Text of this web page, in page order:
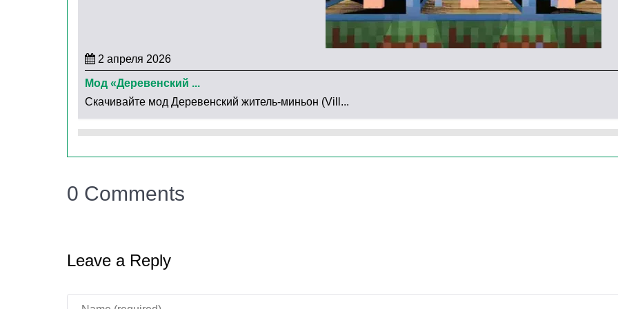
2 апреля 2026
Мод «Деревенский ...
Скачивайте мод Деревенский житель-миньон (Vill...
0 Comments
Leave a Reply